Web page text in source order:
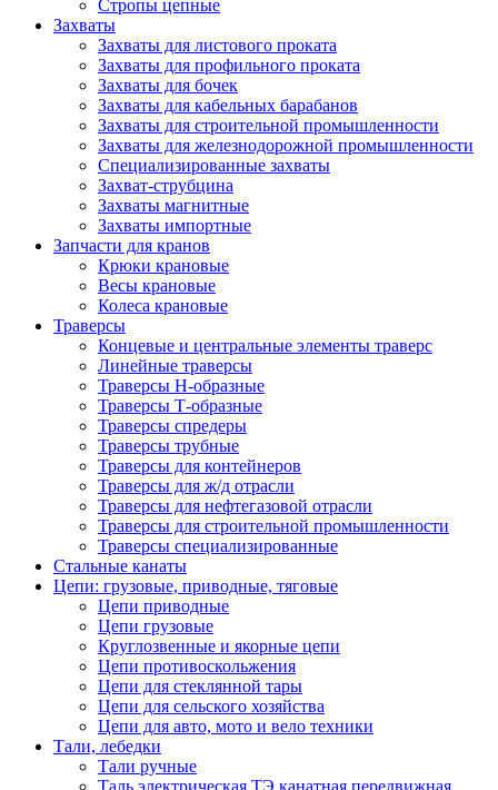
Стропы цепные
Захваты
Захваты для листового проката
Захваты для профильного проката
Захваты для бочек
Захваты для кабельных барабанов
Захваты для строительной промышленности
Захваты для железнодорожной промышленности
Специализированные захваты
Захват-струбцина
Захваты магнитные
Захваты импортные
Запчасти для кранов
Крюки крановые
Весы крановые
Колеса крановые
Траверсы
Концевые и центральные элементы траверс
Линейные траверсы
Траверсы Н-образные
Траверсы Т-образные
Траверсы спредеры
Траверсы трубные
Траверсы для контейнеров
Траверсы для ж/д отрасли
Траверсы для нефтегазовой отрасли
Траверсы для строительной промышленности
Траверсы специализированные
Стальные канаты
Цепи: грузовые, приводные, тяговые
Цепи приводные
Цепи грузовые
Круглозвенные и якорные цепи
Цепи противоскольжения
Цепи для стеклянной тары
Цепи для сельского хозяйства
Цепи для авто, мото и вело техники
Тали, лебедки
Тали ручные
Таль электрическая ТЭ канатная передвижная